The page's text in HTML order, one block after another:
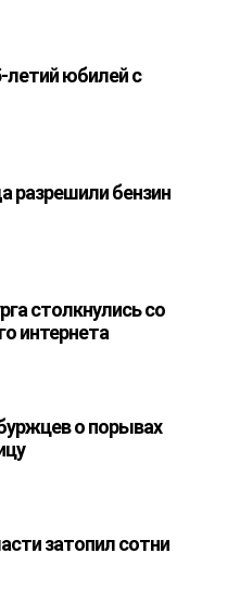
юбилей с
разрешили бензин
столкнулись со
интернета
о порывах
затопил сотни